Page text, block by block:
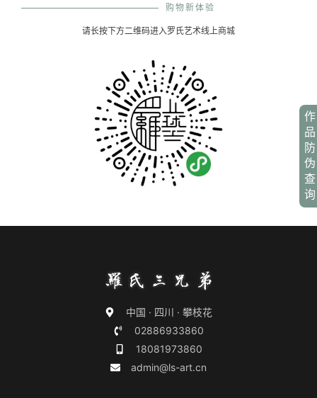
作
品
防
伪
查
询
购物新体验
请长按下方二维码进入罗氏艺术线上商城
中国 · 四川 · 攀枝花
02886933860
18081973860
admin@ls-art.cn